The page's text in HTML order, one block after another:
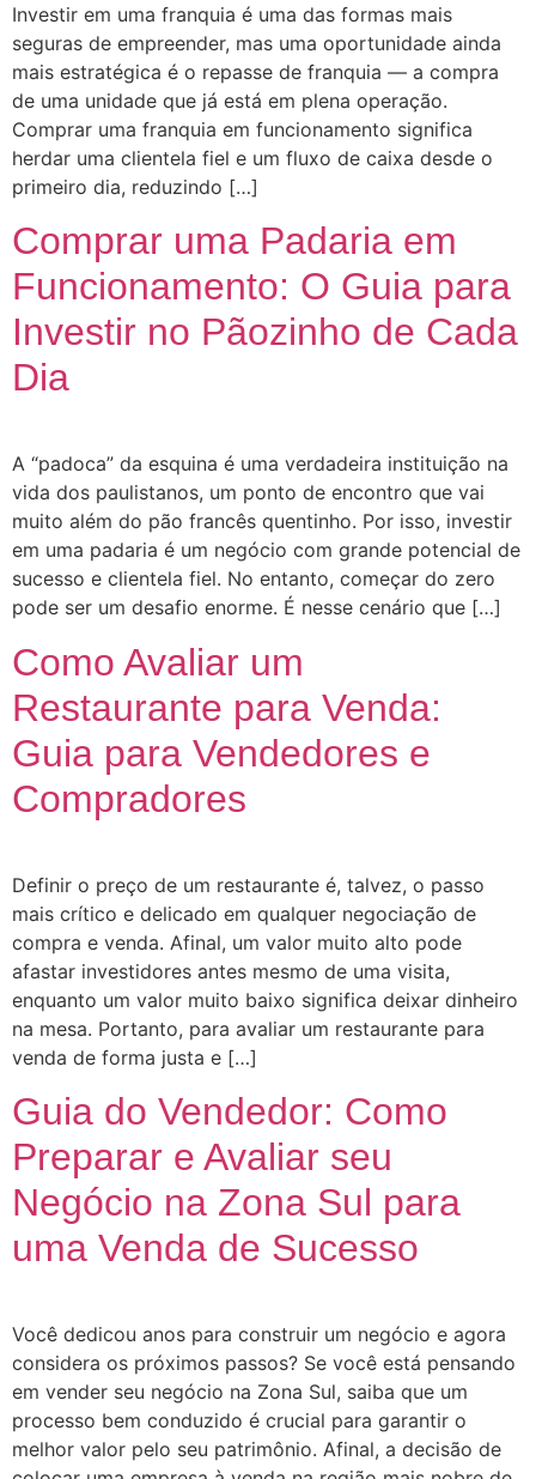
Investir em uma franquia é uma das formas mais
seguras de empreender, mas uma oportunidade ainda
mais estratégica é o repasse de franquia — a compra
de uma unidade que já está em plena operação.
Comprar uma franquia em funcionamento significa
herdar uma clientela fiel e um fluxo de caixa desde o
primeiro dia, reduzindo […]
Comprar uma Padaria em
Funcionamento: O Guia para
Investir no Pãozinho de Cada
Dia
A “padoca” da esquina é uma verdadeira instituição na
vida dos paulistanos, um ponto de encontro que vai
muito além do pão francês quentinho. Por isso, investir
em uma padaria é um negócio com grande potencial de
sucesso e clientela fiel. No entanto, começar do zero
pode ser um desafio enorme. É nesse cenário que […]
Como Avaliar um
Restaurante para Venda:
Guia para Vendedores e
Compradores
Definir o preço de um restaurante é, talvez, o passo
mais crítico e delicado em qualquer negociação de
compra e venda. Afinal, um valor muito alto pode
afastar investidores antes mesmo de uma visita,
enquanto um valor muito baixo significa deixar dinheiro
na mesa. Portanto, para avaliar um restaurante para
venda de forma justa e […]
Guia do Vendedor: Como
Preparar e Avaliar seu
Negócio na Zona Sul para
uma Venda de Sucesso
Você dedicou anos para construir um negócio e agora
considera os próximos passos? Se você está pensando
em vender seu negócio na Zona Sul, saiba que um
processo bem conduzido é crucial para garantir o
melhor valor pelo seu patrimônio. Afinal, a decisão de